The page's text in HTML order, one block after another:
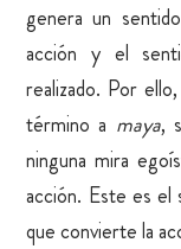
genera un
acción y el
realizado. Por
término a maya,
ninguna mira
acción. Este es el
que convierte la